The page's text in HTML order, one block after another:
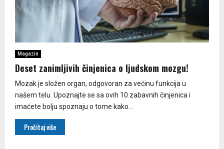
Magazin
Deset zanimljivih činjenica o ljudskom mozgu!
Mozak je složen organ, odgovoran za većinu funkcija u
našem telu. Upoznajte se sa ovih 10 zabavnih činjenica i
imaćete bolju spoznaju o tome kako...
Pročitaj više